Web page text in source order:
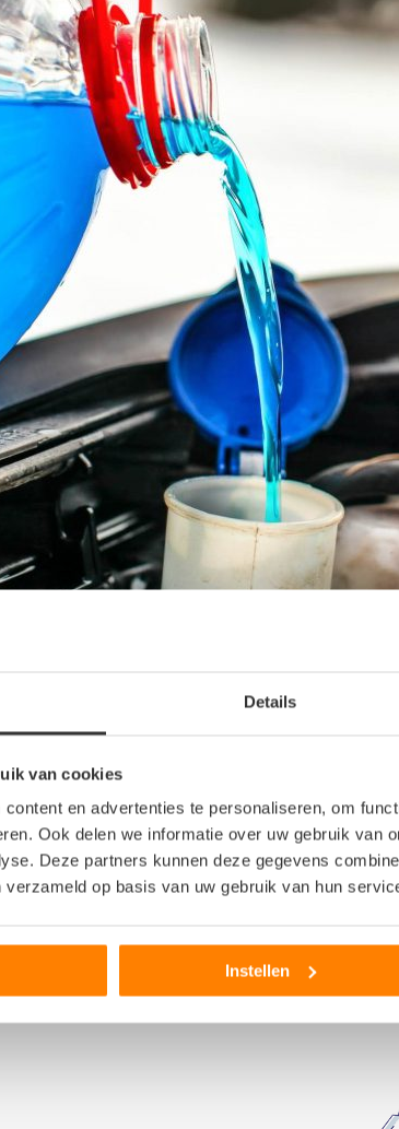
Details
van cookies
en advertenties te personaliseren, om
Ook delen we informatie over uw gebruik van
Deze partners kunnen deze gegevens
op basis van uw gebruik van hun
Instellen
auto lek of beschadigd? Dan moet deze vervangen
materialen ook nieuw aan te schaffen. Als je wilt
ruitensproeier reservoir is afkomstig uit een
gecontroleerd en getest. Worden ze
tweede leven krijgen. Hierdoor wordt hergebruik
voor de auto kopen.